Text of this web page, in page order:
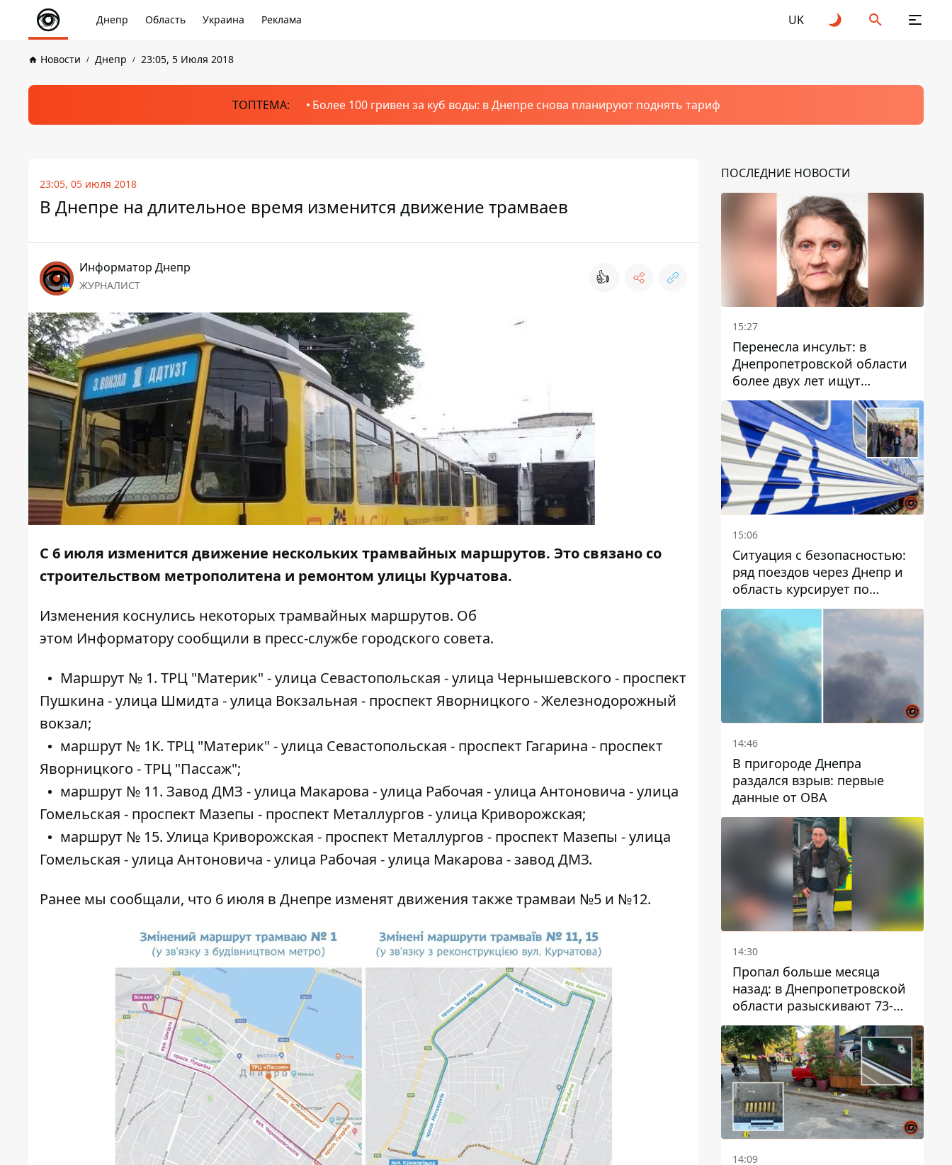
Днепр Область Украина Реклама UK
Новости Днепр 23:05, 5 Июля 2018
ТОПТЕМА: Более 100 гривен за куб воды: в Днепре снова планируют поднять тариф
23:05, 05 июля 2018
В Днепре на длительное время изменится движение трамваев
Информатор Днепр
ЖУРНАЛИСТ 👍
С 6 июля изменится движение нескольких трамвайных маршрутов. Это связано со
строительством метрополитена и ремонтом улицы Курчатова.
Изменения коснулись некоторых трамвайных маршрутов. Об
этом Информатору сообщили в пресс-службе городского совета.
Маршрут № 1. ТРЦ "Материк" - улица Севастопольская - улица Чернышевского - проспект
Пушкина - улица Шмидта - улица Вокзальная - проспект Яворницкого - Железнодорожный
вокзал;
маршрут № 1К. ТРЦ "Материк" - улица Севастопольская - проспект Гагарина - проспект
Яворницкого - ТРЦ "Пассаж";
маршрут № 11. Завод ДМЗ - улица Макарова - улица Рабочая - улица Антоновича - улица
Гомельская - проспект Мазепы - проспект Металлургов - улица Криворожская;
маршрут № 15. Улица Криворожская - проспект Металлургов - проспект Мазепы - улица
Гомельская - улица Антоновича - улица Рабочая - улица Макарова - завод ДМЗ.
Ранее мы сообщали, что 6 июля в Днепре изменят движения такжетрамваи №5 и №12.
ПОСЛЕДНИЕ НОВОСТИ
15:27
Перенесла инсульт: в
Днепропетровской области
более двух лет ищут
пропавшую женщину
15:06
Ситуация с безопасностью:
ряд поездов через Днепр и
область курсирует по
измененному маршруту, а
часть пути заменили
автобусами и электричками
14:46
В пригороде Днепра
раздался взрыв: первые
данные от ОВА
14:30
Пропал больше месяца
назад: в Днепропетровской
области разыскивают 73-
летнего мужчину
14:09